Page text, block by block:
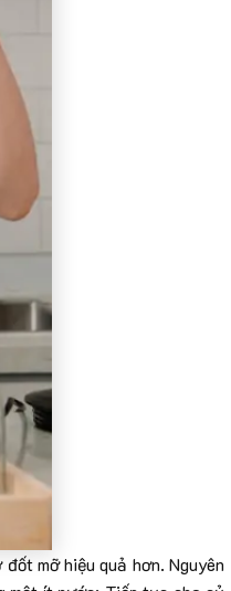
mỡ hiệu quả hơn. Nguyên